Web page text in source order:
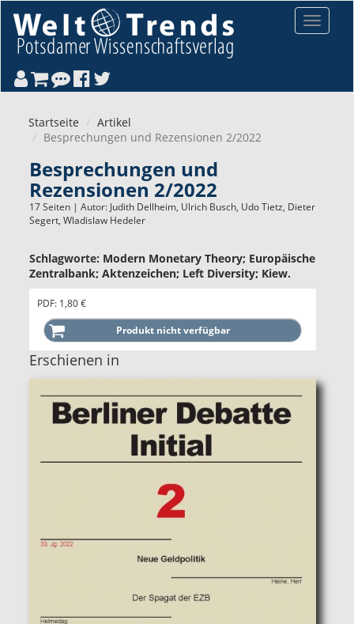
Toggle
Startseite
Artikel
Besprechungen und Rezensionen 2/2022
Besprechungen und
Rezensionen 2/2022
17 Seiten | Autor: Judith Dellheim, Ulrich Busch, Udo Tietz, Dieter
Segert, Wladislaw Hedeler
Schlagworte: Modern Monetary Theory; Europäische
Zentralbank; Aktenzeichen; Left Diversity; Kiew.
PDF: 1,80 €
Erschienen in